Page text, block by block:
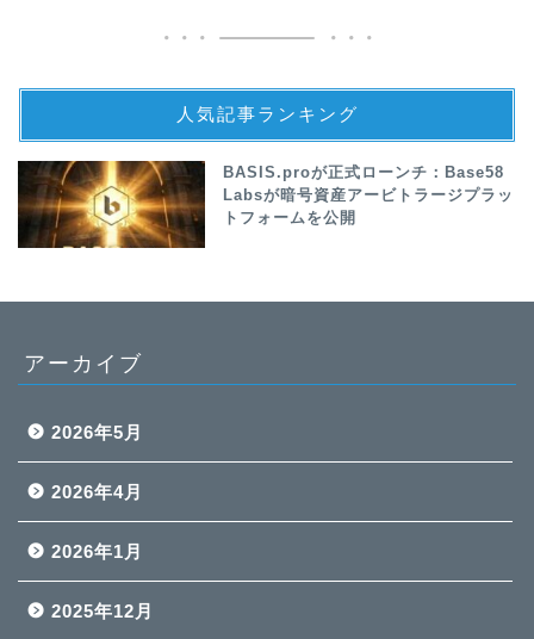
人気記事ランキング
BASIS.proが正式ローンチ：Base58
Labsが暗号資産アービトラージプラッ
トフォームを公開
アーカイブ
2026年5月
2026年4月
2026年1月
2025年12月